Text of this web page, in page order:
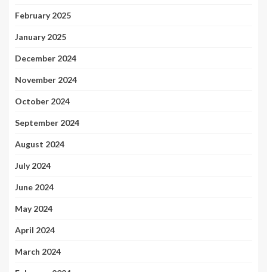
February 2025
January 2025
December 2024
November 2024
October 2024
September 2024
August 2024
July 2024
June 2024
May 2024
April 2024
March 2024